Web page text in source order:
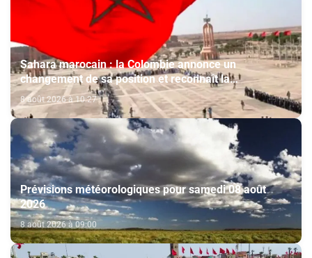
Sahara marocain : la Colombie annonce un
changement de sa position et reconnaît la
souveraineté du Maroc sur son Sahara
8 août 2026 à 10:27
Prévisions météorologiques pour samedi 08 août
2026
8 août 2026 à 09:00